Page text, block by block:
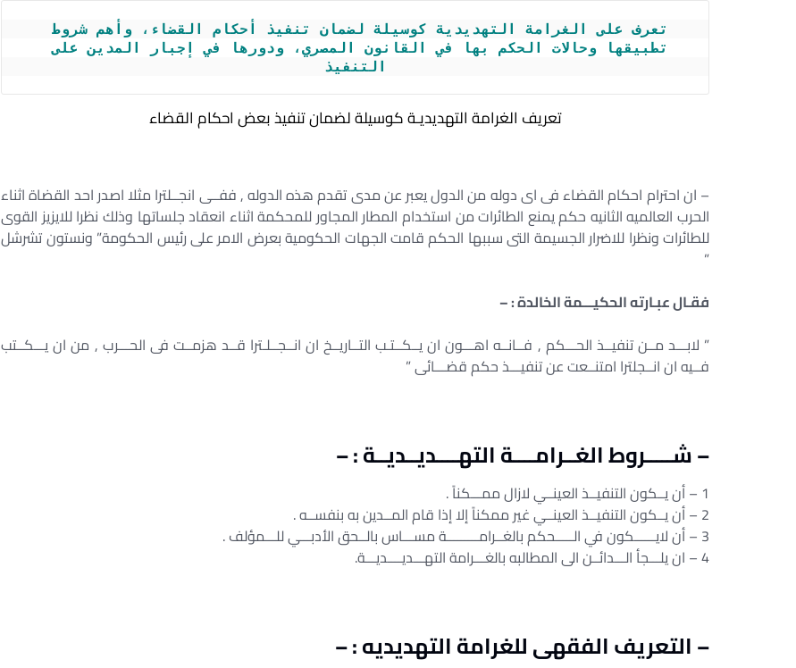
تطبيقها وحالات الحكم بها في القانون المصري، ودورها في إجبار المدين على
التنفيذ
تعريف الغرامة التهديديـة كوسيلة لضمان تنفيذ بعض احكام القضاء
– ان احترام احكام القضاء فى اى دوله من الدول يعبر عن مدى تقدم هذه الدوله , ففــى انجــلترا مثلا اصدر احد القضاة اثناء
الحرب العالميه الثانيه حكم يمنع الطائرات من استخدام المطار المجاور للمحكمة اثناء انعقاد جلساتها وذلك نظرا للايزيز القوى
للطائرات ونظرا للاضرار الجسيمة التى سببها الحكم قامت الجهات الحكومية بعرض الامر على رئيس الحكومة” ونستون تشرشل
”
فقـال عبـارته الحكيـــمة الخالدة : –
” لابـــد مــن تنفيــذ الحـــكم , فــانــه اهـــون ان يــكــتـب التــاريــخ ان انــجــلـترا قــد هزمــت فى الحـــرب , من ان يـــكــتب
فــيه ان انــجلترا امتنــعت عن تنفيـــذ حكم قضـــائى ”
– شـــــروط الغــرامــــة التهــــديــديــة : –
1 – أن يــكون التنفيــذ العينــي لازال ممـــكناً .
2 – أن يــكون التنفيــذ العينــي غير ممكناً إلا إذا قام المــدين به بنفســه .
3 – أن لايــــــكون في الـــــحكم بالغــرامـــــــــة مســـاس بالــحق الأدبـــي للـــمؤلف .
4 – ان يلـــجأ الـــدائــن الى المطالبه بالغـــرامة التهـــديــــديـــة.
– التعريف الفقهى للغرامة التهديديه : –